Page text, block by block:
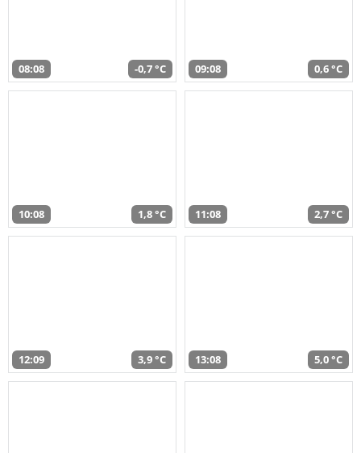
08:08 -0,7 °C 09:08 0,6 °C
10:08 1,8 °C 11:08 2,7 °C
12:09 3,9 °C 13:08 5,0 °C